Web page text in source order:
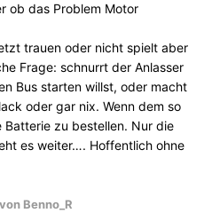
ob das Problem Motor
trauen oder nicht spielt aber
Frage: schnurrt der Anlasser
Bus starten willst, oder macht
oder gar nix. Wenn dem so
Batterie zu bestellen. Nur die
es weiter…. Hoffentlich ohne
von Benno_R